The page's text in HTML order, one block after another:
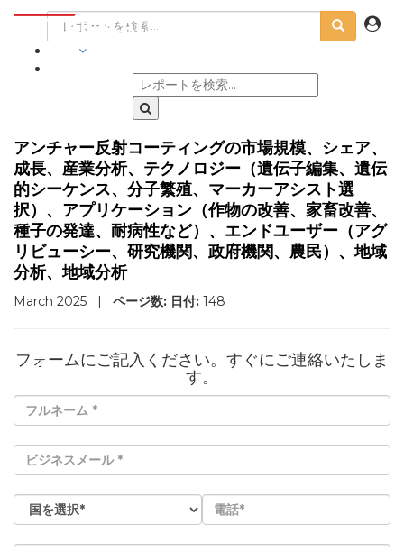
アンチャー反射コーティングの市場規模、シェア、
成長、産業分析、テクノロジー（遺伝子編集、遺伝
的シーケンス、分子繁殖、マーカーアシスト選
択）、アプリケーション（作物の改善、家畜改善、
種子の発達、耐病性など）、エンドユーザー（アグ
リビューシー、研究機関、政府機関、農民）、地域
分析、地域分析
March 2025 | ページ数: 日付: 148
フォームにご記入ください。すぐにご連絡いたしま
す。